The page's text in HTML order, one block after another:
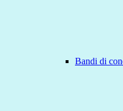
Bandi di